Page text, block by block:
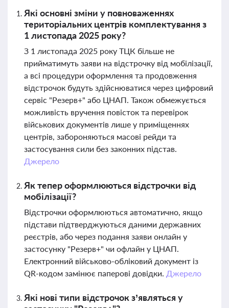
Які основні зміни у повноваженнях
територіальних центрів комплектування з
1 листопада 2025 року?
З 1 листопада 2025 року ТЦК більше не
прийматимуть заяви на відстрочку від мобілізації,
а всі процедури оформлення та продовження
відстрочок будуть здійснюватися через цифровий
сервіс "Резерв+" або ЦНАП. Також обмежується
можливість вручення повісток та перевірок
військових документів лише у приміщеннях
центрів, забороняються масові рейди та
застосування сили без законних підстав.
Джерело
Як тепер оформлюються відстрочки від
мобілізації?
Відстрочки оформлюються автоматично, якщо
підстави підтверджуються даними державних
реєстрів, або через подання заяви онлайн у
застосунку "Резерв+" чи офлайн у ЦНАП.
Електронний військово-обліковий документ із
QR-кодом замінює паперові довідки. Джерело
Які нові типи відстрочок з’являться у